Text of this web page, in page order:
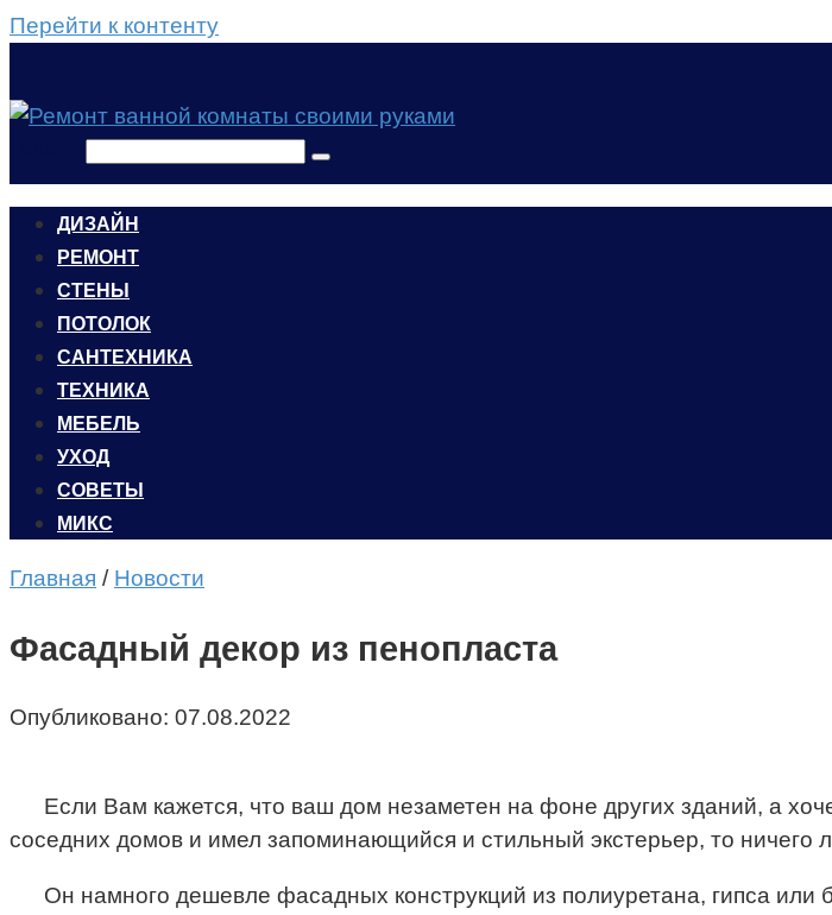
Перейти к контенту
ДИЗАЙН
РЕМОНТ
СТЕНЫ
ПОТОЛОК
САНТЕХНИКА
ТЕХНИКА
МЕБЕЛЬ
УХОД
CОВЕТЫ
МИКС
Главная / Новости
Фасадный декор из пенопласта
Опубликовано: 07.08.2022
Если Вам кажется, что ваш дом незаметен на фоне других зданий, а
соседних домов и имел запоминающийся и стильный экстерьер, то ничего
Он намного дешевле фасадных конструкций из полиуретана, гипса или